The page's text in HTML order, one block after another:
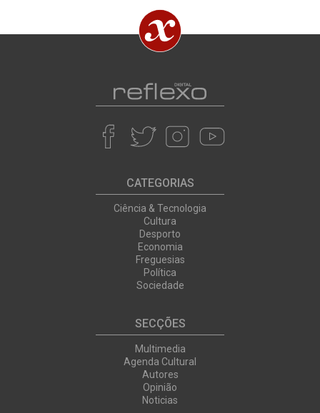
CATEGORIAS
Ciência & Tecnologia
Cultura
Desporto
Economia
Freguesias
Política
Sociedade
SECÇÕES
Multimedia
Agenda Cultural
Autores
Opinião
Noticias